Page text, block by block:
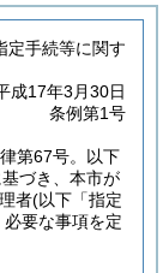
定手続等に関す
成17年3月30日
条例第1号
第67号。以下
づき、本市が
者(以下「指定
要な事項を定